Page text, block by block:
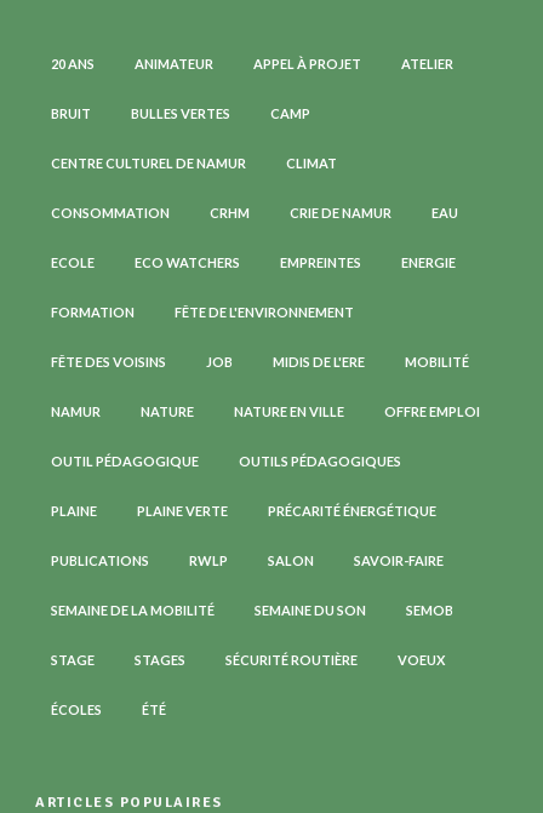
20 ANS ANIMATEUR APPEL À PROJET ATELIER
BRUIT BULLES VERTES CAMP
CENTRE CULTUREL DE NAMUR CLIMAT
CONSOMMATION CRHM CRIE DE NAMUR EAU
ECOLE ECO WATCHERS EMPREINTES ENERGIE
FORMATION FÊTE DE L'ENVIRONNEMENT
FÊTE DES VOISINS JOB MIDIS DE L'ERE MOBILITÉ
NAMUR NATURE NATURE EN VILLE OFFRE EMPLOI
OUTIL PÉDAGOGIQUE OUTILS PÉDAGOGIQUES
PLAINE PLAINE VERTE PRÉCARITÉ ÉNERGÉTIQUE
PUBLICATIONS RWLP SALON SAVOIR-FAIRE
SEMAINE DE LA MOBILITÉ SEMAINE DU SON SEMOB
STAGE STAGES SÉCURITÉ ROUTIÈRE VOEUX
ÉCOLES ÉTÉ
ARTICLES POPULAIRES